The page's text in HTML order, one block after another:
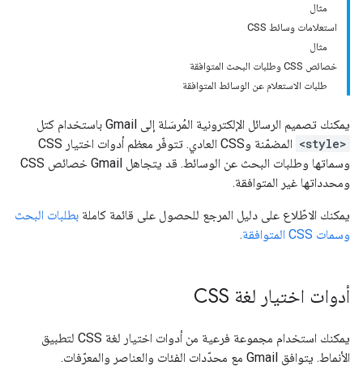
مثال
استعلامات وسائط CSS
مثال
خصائص CSS وطلبات البحث المتوافقة
طلبات الاستعلام عن الوسائط المتوافقة
يمكنك تصميم الرسائل الإلكترونية المُرسَلة إلى Gmail باستخدام كتل
<style>
المضمّنة وCSS العادي. تتوفّر معظم أدوات اختيار CSS
وسماتها وطلبات البحث عن الوسائط. قد يتجاهل Gmail خصائص CSS
ومحدداتها غير المتوافقة.
يمكنك الاطّلاع على دليل المرجع للحصول على قائمة كاملة بطلبات البحث
وسمات CSS المتوافقة
.
أدوات اختيار لغة CSS
يمكنك استخدام مجموعة فرعية من أدوات اختيار لغة CSS لتطبيق
الأنماط. يتوافق Gmail مع محدّدات الفئات والعناصر والمعرّفات.